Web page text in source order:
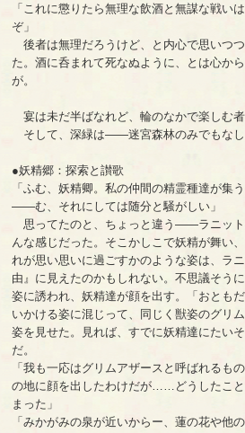
「これに懲りたら無理な飲酒と無謀な戦い
ぞ」
後者は無理だろうけど、と内心で思いつ
た。酒に呑まれて死なぬように、とは心か
が。
宴は未だ半ばなれど、輪のなかで楽しむ者
そして、深緑は――迷宮森林のみでもなし
●妖精郷：探索と讃歌
「ふむ、妖精卿。私の仲間の精霊種達が集
――む、それにしては随分と騒がしい」
思ってたのと、ちょっと違う――ラニット
んな感じだった。そこかしこで妖精が舞い
れが思い思いに過ごすかのような姿は、ラ
由』に見えたのかもしれない。不思議そう
姿に誘われ、妖精達が顔を出す。「おとも
いかける姿に混じって、同じく獣姿のグ
姿を見せた。見れば、すでに妖精達にたい
だ。
「我も一応はグリムアザースと呼ばれるも
の地に顔を出したわけだが……どうしたこ
まった」
「みかがみの泉が近いからー、蓮の花や他